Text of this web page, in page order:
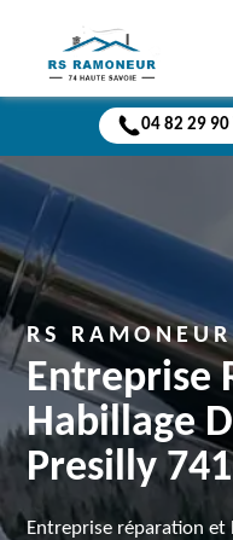
04 82 29 90
RS RAMONEUR
Entreprise
Habillage
Presilly
Entreprise réparation et